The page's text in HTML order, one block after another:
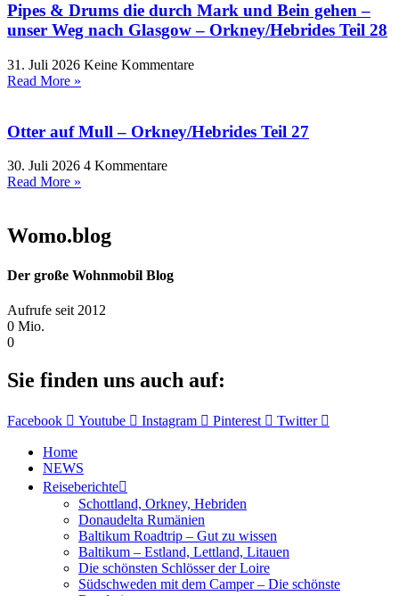
Pipes & Drums die durch Mark und Bein gehen –
unser Weg nach Glasgow – Orkney/Hebrides Teil 28
31. Juli 2026 Keine Kommentare
Read More »
Otter auf Mull – Orkney/Hebrides Teil 27
30. Juli 2026 4 Kommentare
Read More »
Womo.blog
Der große Wohnmobil Blog​
Aufrufe seit 2012
0 Mio.
0
Sie finden uns auch auf:
Facebook Youtube Instagram Pinterest Twitter
Home
NEWS
Reiseberichte
Schottland, Orkney, Hebriden
Donaudelta Rumänien
Baltikum Roadtrip – Gut zu wissen
Baltikum – Estland, Lettland, Litauen
Die schönsten Schlösser der Loire
Südschweden mit dem Camper – Die schönste